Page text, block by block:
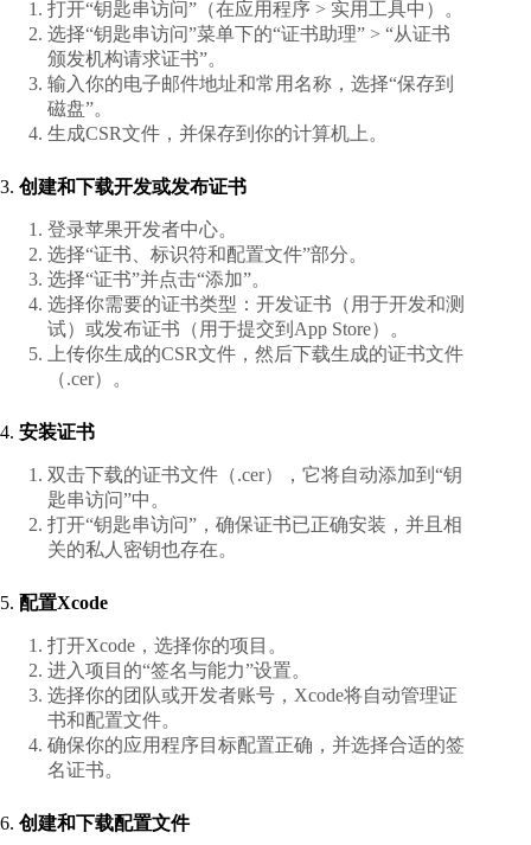
打开“钥匙串访问”（在应用程序 > 实用工具中）。
选择“钥匙串访问”菜单下的“证书助理” > “从证书
颁发机构请求证书”。
输入你的电子邮件地址和常用名称，选择“保存到
磁盘”。
生成CSR文件，并保存到你的计算机上。
3. 创建和下载开发或发布证书
登录苹果开发者中心。
选择“证书、标识符和配置文件”部分。
选择“证书”并点击“添加”。
选择你需要的证书类型：开发证书（用于开发和测
试）或发布证书（用于提交到App Store）。
上传你生成的CSR文件，然后下载生成的证书文件
（.cer）。
4. 安装证书
双击下载的证书文件（.cer），它将自动添加到“钥
匙串访问”中。
打开“钥匙串访问”，确保证书已正确安装，并且相
关的私人密钥也存在。
5. 配置Xcode
打开Xcode，选择你的项目。
进入项目的“签名与能力”设置。
选择你的团队或开发者账号，Xcode将自动管理证
书和配置文件。
确保你的应用程序目标配置正确，并选择合适的签
名证书。
6. 创建和下载配置文件